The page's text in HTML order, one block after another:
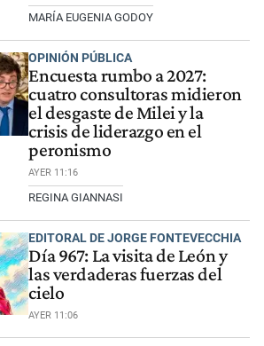
MARÍA EUGENIA GODOY
OPINIÓN PÚBLICA
Encuesta rumbo a 2027:
cuatro consultoras midieron
el desgaste de Milei y la
crisis de liderazgo en el
peronismo
AYER 11:16
REGINA GIANNASI
EDITORAL DE JORGE FONTEVECCHIA
Día 967: La visita de León y
las verdaderas fuerzas del
cielo
AYER 11:06